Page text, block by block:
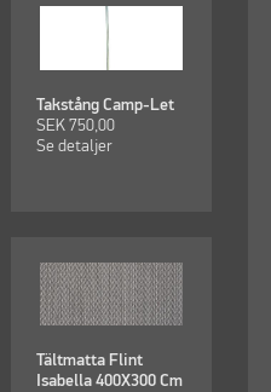
Takstång Camp-Let
SEK 750,00
Se detaljer
Tältmatta Flint
Isabella 400X300 Cm